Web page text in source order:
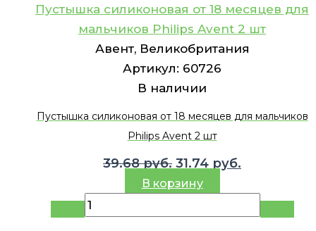
Пустышка силиконовая от 18 месяцев для
мальчиков Philips Avent 2 шт
Авент, Великобритания
Артикул: 60726
В наличии
Пустышка силиконовая от 18 месяцев для мальчиков
Philips Avent 2 шт
39.68руб. Первоначальная
цена
39.68 руб..
31.74 руб.
31.74 руб..
В корзину